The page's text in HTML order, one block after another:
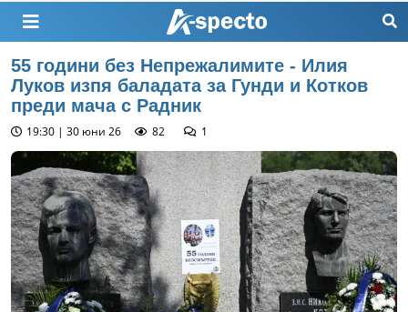
55 години без Непрежалимите - Илия
Луков изпя баладата за Гунди и Котков
преди мача с Радник
19:30 | 30 юни 26 82 1